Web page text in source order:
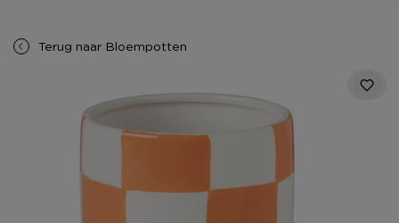
Terug naar Bloempotten